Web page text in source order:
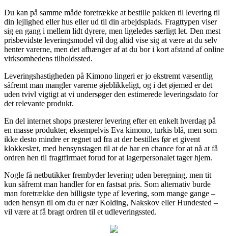
Du kan på samme måde foretrække at bestille pakken til levering til
din lejlighed eller hus eller ud til din arbejdsplads. Fragttypen viser
sig en gang i mellem lidt dyrere, men ligeledes særligt let. Den mest
prisbevidste leveringsmodel vil dog altid vise sig at være at du selv
henter varerne, men det afhænger af at du bor i kort afstand af online
virksomhedens tilholdssted.
Leveringshastigheden på Kimono lingeri er jo ekstremt væsentlig
såfremt man mangler varerne øjeblikkeligt, og i det øjemed er det
uden tvivl vigtigt at vi undersøger den estimerede leveringsdato for
det relevante produkt.
En del internet shops præsterer levering efter en enkelt hverdag på
en masse produkter, eksempelvis Eva kimono, turkis blå, men som
ikke desto mindre er regnet ud fra at der bestilles før et givent
klokkeslæt, med hensynstagen til at de har en chance for at nå at få
ordren hen til fragtfirmaet forud for at lagerpersonalet tager hjem.
Nogle få netbutikker frembyder levering uden beregning, men tit
kun såfremt man handler for en fastsat pris. Som alternativ burde
man foretrække den billigste type af levering, som mange gange –
uden hensyn til om du er nær Kolding, Nakskov eller Hundested –
vil være at få bragt ordren til et udleveringssted.